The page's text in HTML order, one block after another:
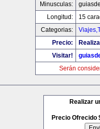
Minusculas:
Longitud:
15
Categorias:
Precio:
Visitar!
Serán
Realizar
Precio Ofrecido